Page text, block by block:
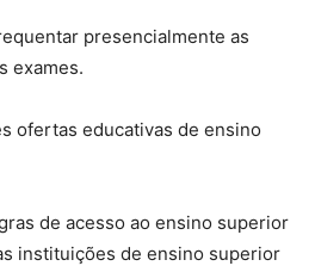
presencialmente as
exames.
ofertas educativas de ensino
de acesso ao ensino superior
instituições de ensino superior